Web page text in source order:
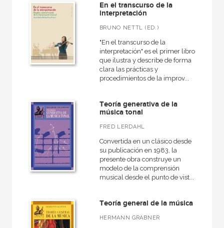
En el transcurso de la
interpretación
BRUNO NETTL (ED.)
"En el transcurso de la
interpretación" es el primer libro
que ilustra y describe de forma
clara las prácticas y
procedimientos de la improv...
Teoría generativa de la
música tonal
FRED LERDAHL
Convertida en un clásico desde
su publicación en 1983, la
presente obra construye un
modelo de la comprensión
musical desde el punto de vist...
Teoría general de la música
HERMANN GRABNER